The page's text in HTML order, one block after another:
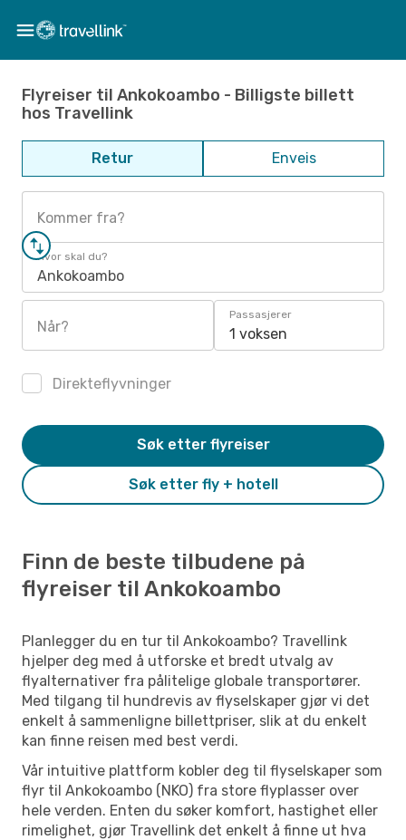
Flyreiser til Ankokoambo - Billigste billett
hos Travellink
Retur Enveis
Kommer fra?
Hvor skal du?
Ankokoambo
Når?
Passasjerer
1 voksen
Direkteflyvninger
Søk etter fly + hotell
Søk etter flyreiser
Finn de beste tilbudene på
flyreiser til Ankokoambo
Planlegger du en tur til Ankokoambo? Travellink
hjelper deg med å utforske et bredt utvalg av
flyalternativer fra pålitelige globale transportører.
Med tilgang til hundrevis av flyselskaper gjør vi det
enkelt å sammenligne billettpriser, slik at du enkelt
kan finne reisen med best verdi.
Vår intuitive plattform kobler deg til flyselskaper som
flyr til Ankokoambo (NKO) fra store flyplasser over
hele verden. Enten du søker komfort, hastighet eller
rimelighet, gjør Travellink det enkelt å finne ut hva